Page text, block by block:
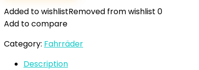
Added to wishlistRemoved from wishlist 0
Add to compare
Category: Fahrräder
Description